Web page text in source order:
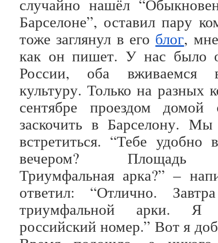
случайно нашёл
Барселоне”, оставил пару
тоже заглянул в его блог,
как он пишет. У нас было
России, оба вживаемся
культуру. Только на разных
сентябре проездом домой
заскочить в Барселону. Мы
встретиться. “Тебе удобно
вечером? Площадь
Триумфальная арка?” ‒
ответил: “Отлично.
триумфальной арки. Я
российский номер.” Вот я